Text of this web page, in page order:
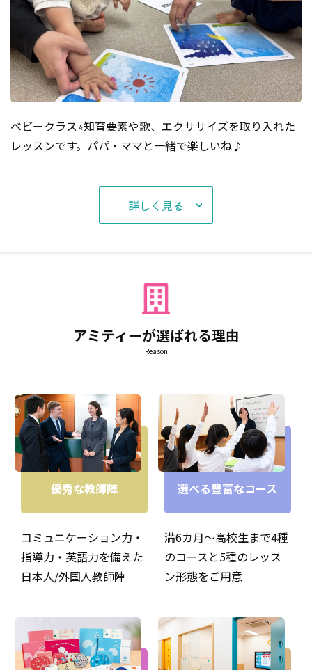
ベビークラス⭐︎知育要素や歌、エクササイズを取り入れた
レッスンです。パパ・ママと一緒で楽しいね♪
年少クラス☆"I like blue!"と言いながら、ぬりえに夢中で
す💙
詳しく見る
アミティーが選ばれる理由
Reason
優秀な教師陣
コミュニケーション力・
指導力・英語力を備えた
日本人/外国人教師陣
選べる豊富なコース
満6カ月～高校生まで4種
のコースと5種のレッス
ン形態をご用意